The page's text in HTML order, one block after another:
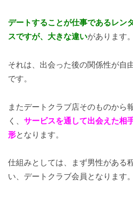
デートすることが仕事であるレン
スですが、大きな違いがあります。
それは、出会った後の関係性が自
です。
またデートクラブ店そのものから
く、 サービスを通して出会えた相
形となります。
仕組みとしては、まず男性がある
い、デートクラブ会員となります。